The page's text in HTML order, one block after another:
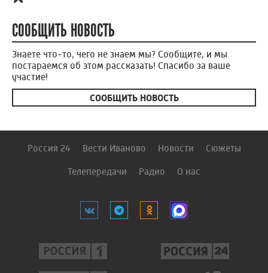
СООБЩИТЬ НОВОСТЬ
Знаете что-то, чего не знаем мы? Сообщите, и мы
постараемся об этом рассказать! Спасибо за ваше
участие!
СООБЩИТЬ НОВОСТЬ
Россия 24 Вести Иваново Новости Сюжеты
Телепередачи Радио О нас